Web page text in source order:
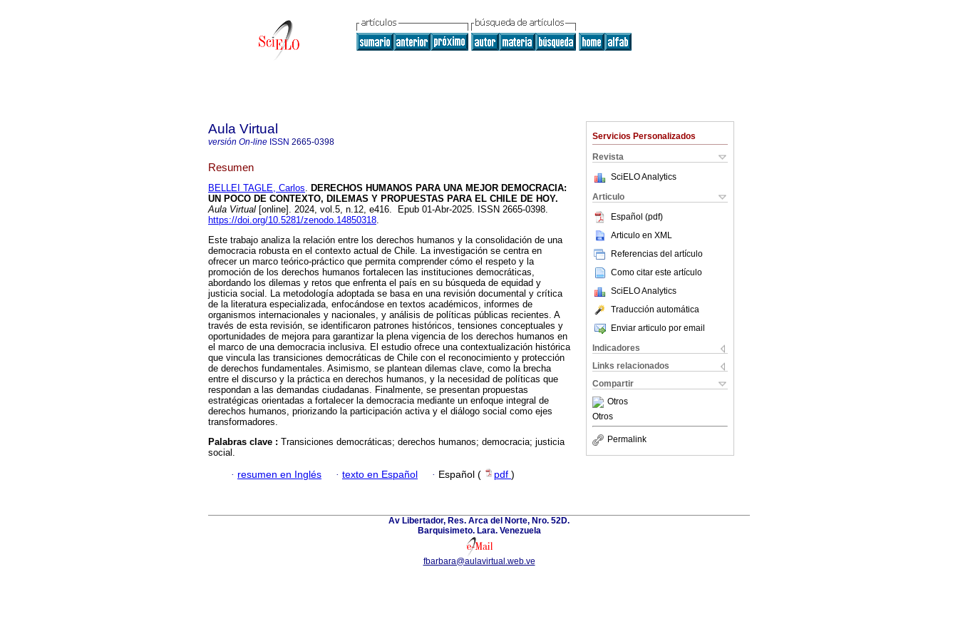
Servicios Personalizados
Revista
SciELO Analytics
Articulo
Español (pdf)
Articulo en XML
Referencias del artículo
Como citar este artículo
SciELO Analytics
Traducción automática
Enviar articulo por email
Indicadores
Links relacionados
Compartir
Otros
Otros
Permalink
Aula Virtual
versión On-line ISSN 2665-0398
Resumen
BELLEI TAGLE, Carlos. DERECHOS HUMANOS PARA UNA MEJOR DEMOCRACIA:
UN POCO DE CONTEXTO, DILEMAS Y PROPUESTAS PARA EL CHILE DE HOY.
Aula Virtual [online]. 2024, vol.5, n.12, e416. Epub 01-Abr-2025. ISSN 2665-0398.
https://doi.org/10.5281/zenodo.14850318.
Este trabajo analiza la relación entre los derechos humanos y la consolidación de una
democracia robusta en el contexto actual de Chile. La investigación se centra en
ofrecer un marco teórico-práctico que permita comprender cómo el respeto y la
promoción de los derechos humanos fortalecen las instituciones democráticas,
abordando los dilemas y retos que enfrenta el país en su búsqueda de equidad y
justicia social. La metodología adoptada se basa en una revisión documental y crítica
de la literatura especializada, enfocándose en textos académicos, informes de
organismos internacionales y nacionales, y análisis de políticas públicas recientes. A
través de esta revisión, se identificaron patrones históricos, tensiones conceptuales y
oportunidades de mejora para garantizar la plena vigencia de los derechos humanos en
el marco de una democracia inclusiva. El estudio ofrece una contextualización histórica
que vincula las transiciones democráticas de Chile con el reconocimiento y protección
de derechos fundamentales. Asimismo, se plantean dilemas clave, como la brecha
entre el discurso y la práctica en derechos humanos, y la necesidad de políticas que
respondan a las demandas ciudadanas. Finalmente, se presentan propuestas
estratégicas orientadas a fortalecer la democracia mediante un enfoque integral de
derechos humanos, priorizando la participación activa y el diálogo social como ejes
transformadores.
Palabras clave : Transiciones democráticas; derechos humanos; democracia; justicia
social.
· resumen en Inglés · texto en Español · Español ( pdf )
Av Libertador, Res. Arca del Norte, Nro. 52D.
Barquisimeto. Lara. Venezuela
fbarbara@aulavirtual.web.ve